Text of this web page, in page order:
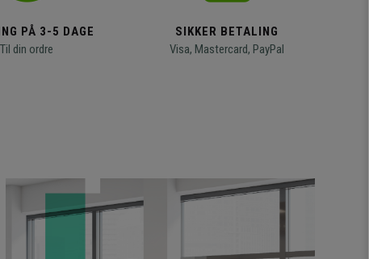
PÅ 3-5 DAGE
Til din ordre
SIKKER BETALING
Visa, Mastercard, PayPal